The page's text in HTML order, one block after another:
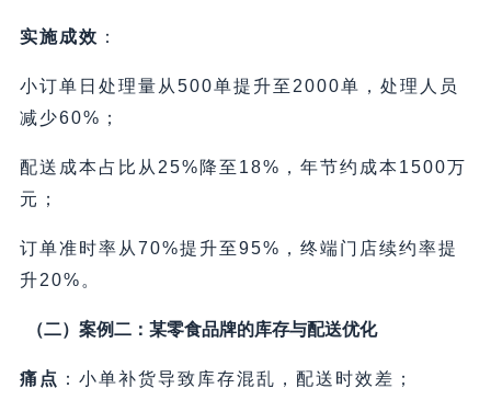
实施成效 ：
小订单日处理量从500单提升至2000单，处理人员
减少60%；
配送成本占比从25%降至18%，年节约成本1500万
元；
订单准时率从70%提升至95%，终端门店续约率提
升20%。
（二）案例二：某零食品牌的库存与配送优化
痛点 ：小单补货导致库存混乱，配送时效差；